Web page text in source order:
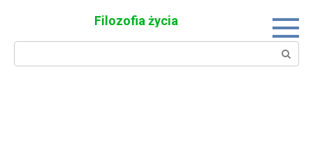
Filozofia życia
Search: